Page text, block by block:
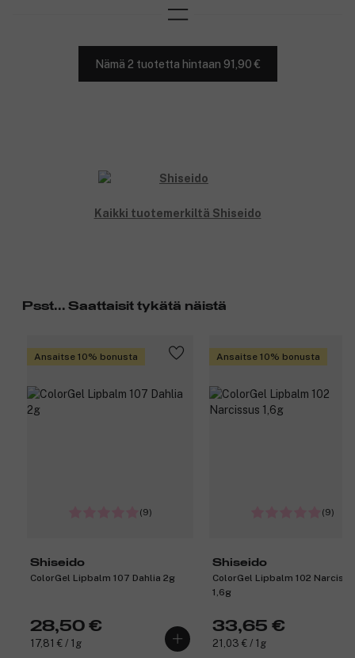
Nämä 2 tuotetta hintaan 91,90 €
Kaikki tuotemerkiltä Shiseido
Psst... Saattaisit tykätä näistä
Ansaitse 10% bonusta
(9)
Shiseido
ColorGel Lipbalm 107 Dahlia 2g
28,50 €
17,81 € / 1g
Ansaitse 10% bonusta
(9)
Shiseido
ColorGel Lipbalm 102
1,6g
33,65 €
21,03 € / 1g